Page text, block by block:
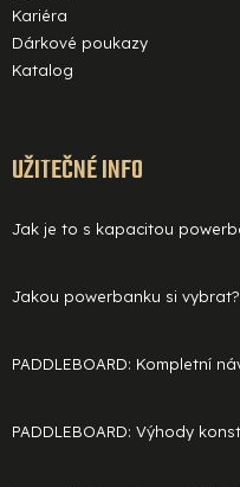
Kariéra
Dárkové poukazy
Katalog
UŽITEČNÉ INFO
Jak je to s kapacitou
Jakou powerbanku si vybrat?
PADDLEBOARD: Kompletní
PADDLEBOARD: Výhody